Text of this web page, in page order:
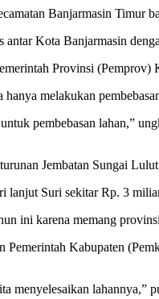
Banjarmasin Timur
Kota Banjarmasin
Provinsi (Pemprov)
melakukan
pembebasan lahan,”
Jembatan Sungai
lanjut Suri sekitar Rp. 3
ini karena memang
Pemerintah Kabupaten
menyelesaikan lahannya,”